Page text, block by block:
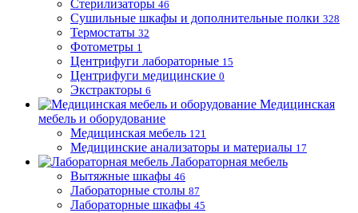
Стерилизаторы 46
Сушильные шкафы и дополнительные полки 328
Термостаты 32
Фотометры 1
Центрифуги лабораторные 15
Центрифуги медицинские 0
Экстракторы 6
Медицинская
мебель и оборудование
Медицинская мебель 121
Медицинские анализаторы и материалы 17
Лабораторная мебель
Вытяжные шкафы 46
Лабораторные столы 87
Лабораторные шкафы 45